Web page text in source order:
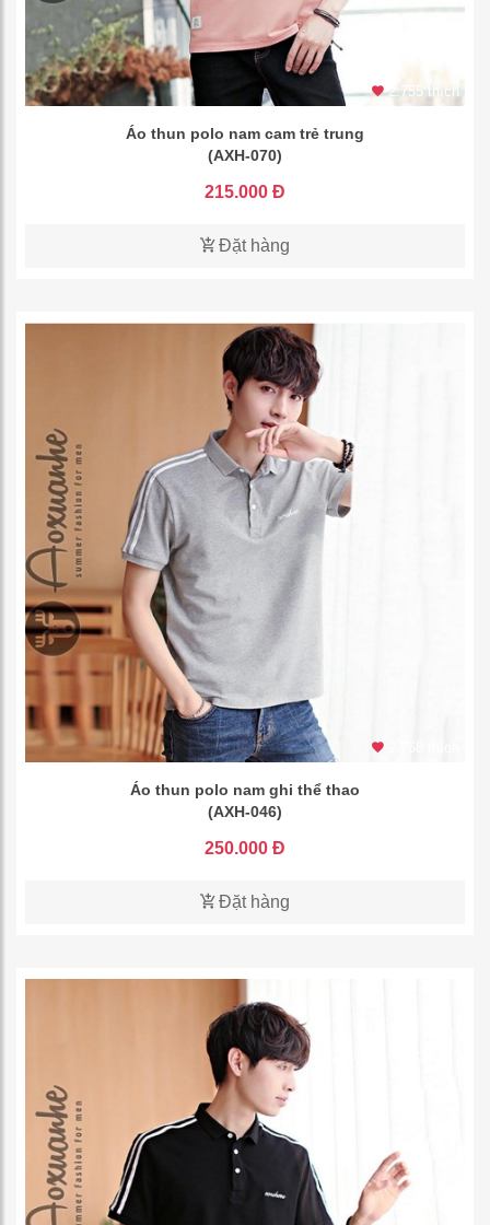
2.755 thích
Áo thun polo nam cam trẻ trung
(AXH-070)
215.000 Đ
Đặt hàng
Áo thun polo nam ghi thể thao
(AXH-046)
250.000 Đ
Đặt hàng